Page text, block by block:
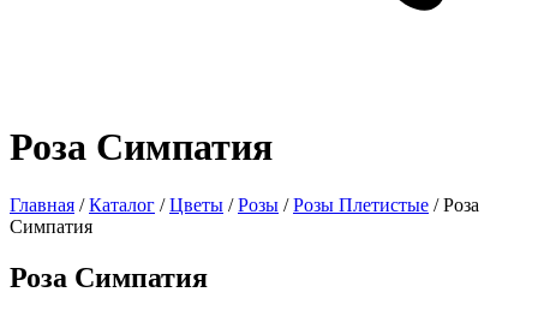
Роза Симпатия
Главная /Каталог /Цветы /Розы /Розы Плетистые / Роза
Симпатия
Роза Симпатия